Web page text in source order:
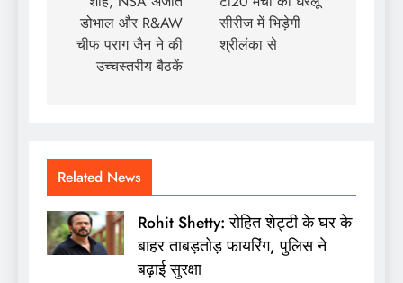
डोभाल और R&AW
चीफ पराग जैन ने की
उच्चस्तरीय बैठकें
सीरीज में भिड़ेगी
श्रीलंका से
Related News
Rohit Shetty: रोहित शेट्टी के घर के
बाहर ताबड़तोड़ फायरिंग, पुलिस ने
बढ़ाई सुरक्षा